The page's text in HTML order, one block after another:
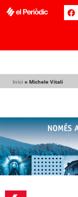
Inici » Michele Vitali